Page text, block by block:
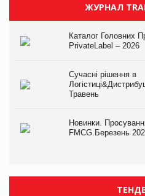
ЖУРНАЛ
Каталог Головних
PrivateLabel – 2026
Сучасні рішення в
Травень
Новинки.
FMCG.Березень